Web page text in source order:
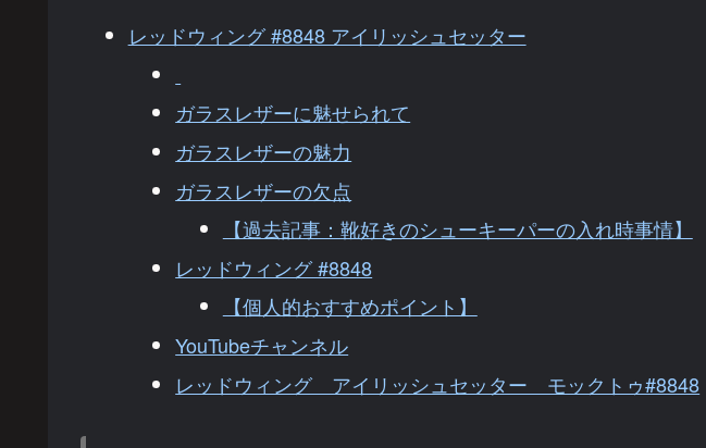
レッドウィング #8848 アイリッシュセッター
ガラスレザーに魅せられて
ガラスレザーの魅力
ガラスレザーの欠点
【過去記事：靴好きのシューキーパーの入れ時事情】
レッドウィング #8848
【個人的おすすめポイント】
YouTubeチャンネル
レッドウィング アイリッシュセッター モックトゥ#8848